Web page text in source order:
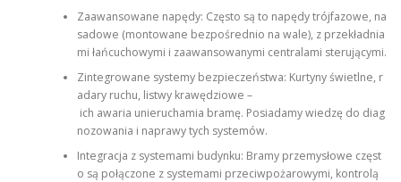
Zaawansowane napędy: Często są to napędy trójfazowe, na
sadowe (montowane bezpośrednio na wale), z przekładnia
mi łańcuchowymi i zaawansowanymi centralami sterującymi.
Zintegrowane systemy bezpieczeństwa: Kurtyny świetlne, r
adary ruchu, listwy krawędziowe –
ich awaria unieruchamia bramę. Posiadamy wiedzę do diag
nozowania i naprawy tych systemów.
Integracja z systemami budynku: Bramy przemysłowe częst
o są połączone z systemami przeciwpożarowymi, kontrolą